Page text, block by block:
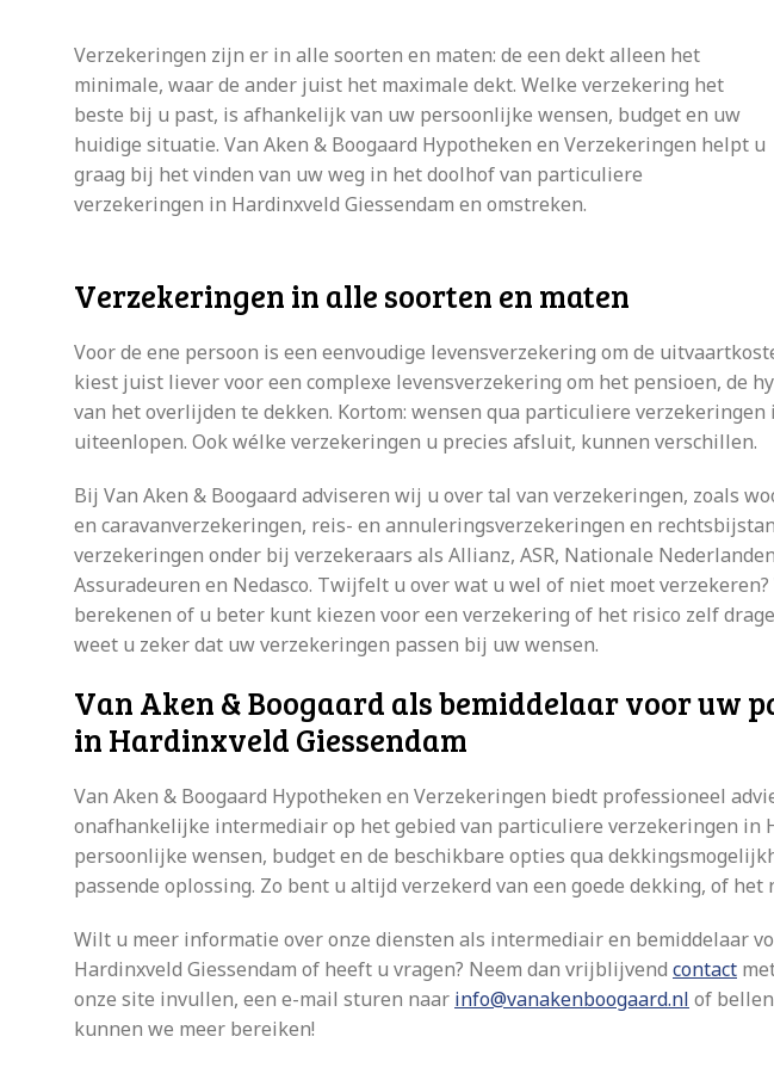
Verzekeringen zijn er in alle soorten en maten: de een dekt alleen het
minimale, waar de ander juist het maximale dekt. Welke verzekering het
beste bij u past, is afhankelijk van uw persoonlijke wensen, budget en uw
huidige situatie. Van Aken & Boogaard Hypotheken en Verzekeringen helpt u
graag bij het vinden van uw weg in het doolhof van particuliere
verzekeringen in Hardinxveld Giessendam en omstreken.
Verzekeringen in alle soorten en maten
Voor de ene persoon is een eenvoudige levensverzekering om de
kiest juist liever voor een complexe levensverzekering om het pensioen, de
van het overlijden te dekken. Kortom: wensen qua particuliere
uiteenlopen. Ook wélke verzekeringen u precies afsluit, kunnen verschillen.
Bij Van Aken & Boogaard adviseren wij u over tal van verzekeringen, zoals
en caravanverzekeringen, reis- en annuleringsverzekeringen en
verzekeringen onder bij verzekeraars als Allianz, ASR, Nationale
Assuradeuren en Nedasco. Twijfelt u over wat u wel of niet moet
berekenen of u beter kunt kiezen voor een verzekering of het risico zelf
weet u zeker dat uw verzekeringen passen bij uw wensen.
Van Aken & Boogaard als bemiddelaar voor uw
in Hardinxveld Giessendam
Van Aken & Boogaard Hypotheken en Verzekeringen biedt professioneel
onafhankelijke intermediair op het gebied van particuliere verzekeringen in
persoonlijke wensen, budget en de beschikbare opties qua
passende oplossing. Zo bent u altijd verzekerd van een goede dekking, of
Wilt u meer informatie over onze diensten als intermediair en bemiddelaar
Hardinxveld Giessendam of heeft u vragen? Neem dan vrijblijvend contact
onze site invullen, een e-mail sturen naar info@vanakenboogaard.nl of bellen
kunnen we meer bereiken!